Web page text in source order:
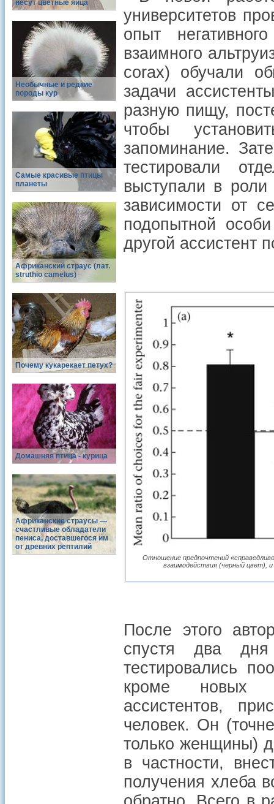
несут цветные яйца
Необычные и редкие
породы кур
Самые красивые птицы
планеты
Африканский страус (лат.
struthio camelus)
Почему кукарекает петух?
Домашняя птица - курица
Африканские страусы —
счастливые обладатели
пениса, доставшегося им
от древних рептилий
университетов
опыт
взаимного
corax) обучали
задачи
разную пищу,
чтобы
запоминание.
тестировали
выступали в
зависимости от
подопытной
другой ассистент
Отношение предпочтений
взаимодействия (черный цвет),
После этого
спустя два
тестировались
кроме новых
ассистентов,
человек. Он
только женщины)
в частности,
получения хлеба